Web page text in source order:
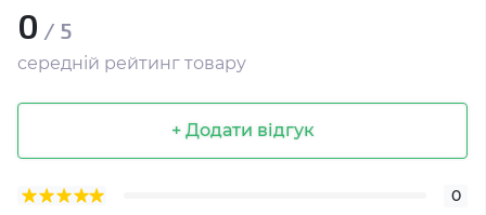
0 / 5
середній рейтинг товару
+ Додати відгук
0